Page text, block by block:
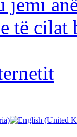
të cilat